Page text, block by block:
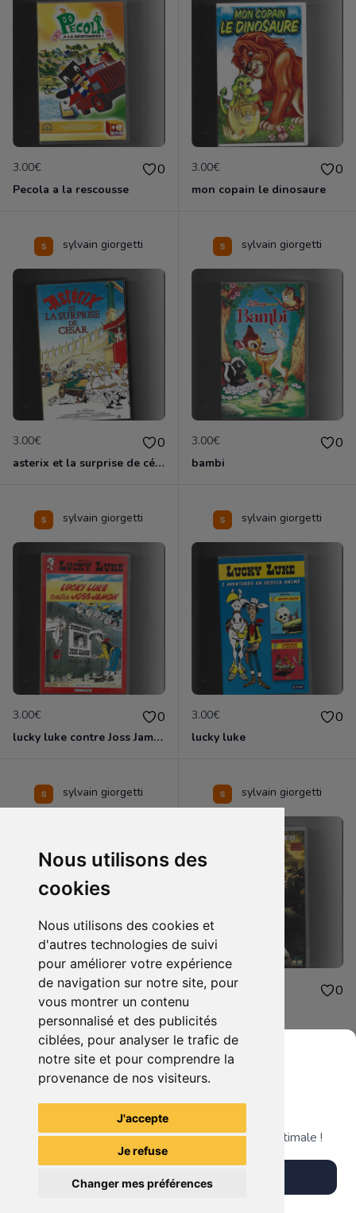
Nous utilisons des
cookies
Nous utilisons des cookies et
d'autres technologies de suivi
pour améliorer votre expérience
de navigation sur notre site, pour
vous montrer un contenu
personnalisé et des publicités
ciblées, pour analyser le trafic de
notre site et pour comprendre la
provenance de nos visiteurs.
J'accepte
Je refuse
Changer mes préférences
3.00€ 0
Pecola a la rescousse
3.00€ 0
mon copain le dinosaure
sylvain giorgetti
3.00€ 0
asterix et la surprise de césar
sylvain giorgetti
3.00€ 0
bambi
sylvain giorgetti
3.00€ 0
lucky luke contre Joss Jamon
sylvain giorgetti
3.00€ 0
lucky luke
sylvain giorgetti
3.00€ 0
grosse fatigue
sylvain giorgetti
3.00€ 0
Voir tous les articles du vendeur
Grenier du Geek
Télécharge notre app pour une expérience optimale !
Télécharger l'app